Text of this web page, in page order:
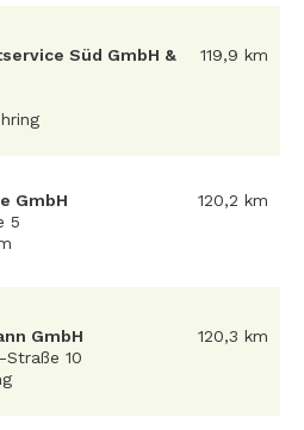
Süd GmbH &
119,9 km
GmbH
5
120,2 km
GmbH
10
120,3 km